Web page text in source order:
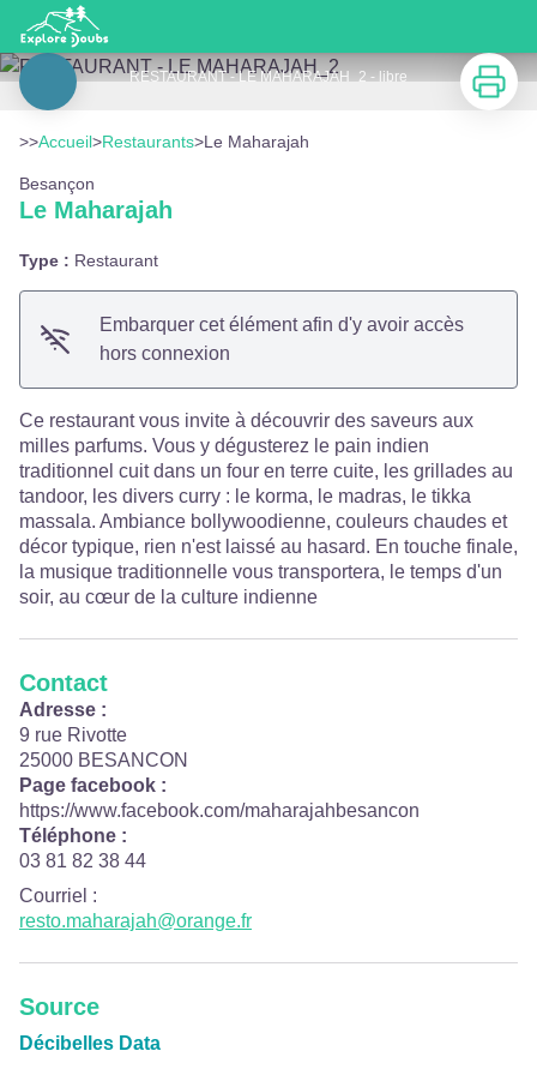
Le Maharajah
RESTAURANT - LE MAHARAJAH_2 - libre
Voir l'image en plein écran
Imprimer
>>Accueil>Restaurants>Le Maharajah
Besançon
Le Maharajah
Type : Restaurant
Embarquer cet élément afin d'y avoir accès
hors connexion
Ce restaurant vous invite à découvrir des saveurs aux
milles parfums. Vous y dégusterez le pain indien
traditionnel cuit dans un four en terre cuite, les grillades au
tandoor, les divers curry : le korma, le madras, le tikka
massala. Ambiance bollywoodienne, couleurs chaudes et
décor typique, rien n'est laissé au hasard. En touche finale,
la musique traditionnelle vous transportera, le temps d'un
soir, au cœur de la culture indienne
Contact
Adresse :
9 rue Rivotte
25000 BESANCON
Page facebook :
https://www.facebook.com/maharajahbesancon
Téléphone :
03 81 82 38 44
Courriel :
resto.maharajah@orange.fr
Source
Décibelles Data